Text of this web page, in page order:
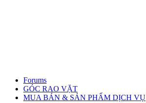
Forums
GÓC RAO VẶT
MUA BÁN & SẢN PHẨM DỊCH VỤ